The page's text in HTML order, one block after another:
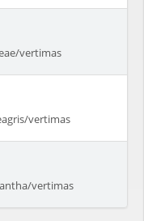
vertimas
vertimas
vertimas